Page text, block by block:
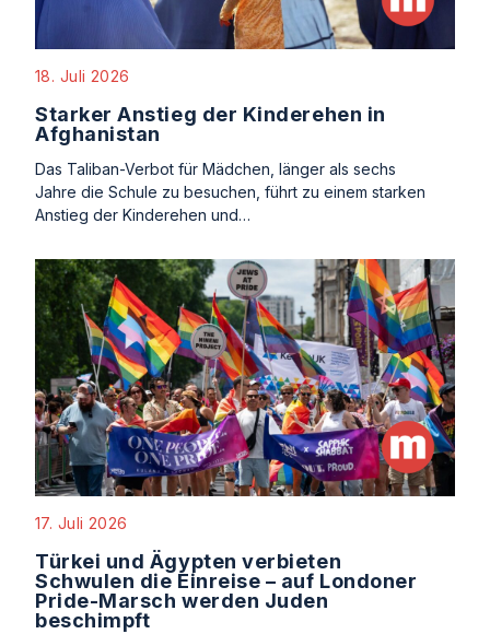
18. Juli 2026
Starker Anstieg der Kinderehen in
Afghanistan
Das Taliban-Verbot für Mädchen, länger als sechs
Jahre die Schule zu besuchen, führt zu einem starken
Anstieg der Kinderehen und…
17. Juli 2026
Türkei und Ägypten verbieten
Schwulen die Einreise – auf Londoner
Pride-Marsch werden Juden
beschimpft